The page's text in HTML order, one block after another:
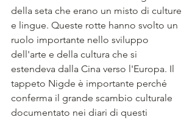
della seta che erano un misto di culture
e lingue. Queste rotte hanno svolto un
ruolo importante nello sviluppo
dell'arte e della cultura che si
estendeva dalla Cina verso l'Europa. Il
tappeto Nigde è importante perché
conferma il grande scambio culturale
documentato nei diari di questi